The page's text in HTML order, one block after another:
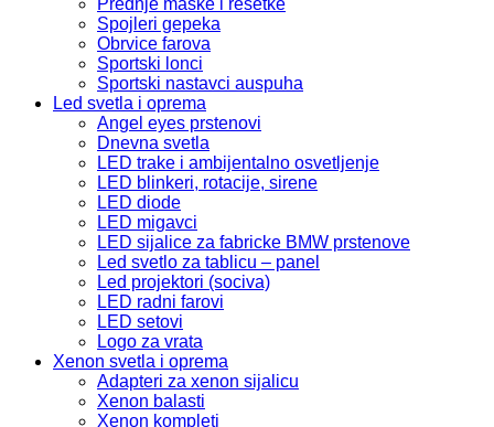
Prednje maske i rešetke
Spojleri gepeka
Obrvice farova
Sportski lonci
Sportski nastavci auspuha
Led svetla i oprema
Angel eyes prstenovi
Dnevna svetla
LED trake i ambijentalno osvetljenje
LED blinkeri, rotacije, sirene
LED diode
LED migavci
LED sijalice za fabricke BMW prstenove
Led svetlo za tablicu – panel
Led projektori (sociva)
LED radni farovi
LED setovi
Logo za vrata
Xenon svetla i oprema
Adapteri za xenon sijalicu
Xenon balasti
Xenon kompleti